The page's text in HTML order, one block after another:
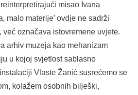
misao Ivana
malo materije’ ovdje ne sadrži
već označava istovremene uvjete.
arhiv muzeja kao mehanizam
u kojoj svjetlost sablasno
Vlaste Žanić susrećemo se
kolažem osobnih bilješki,